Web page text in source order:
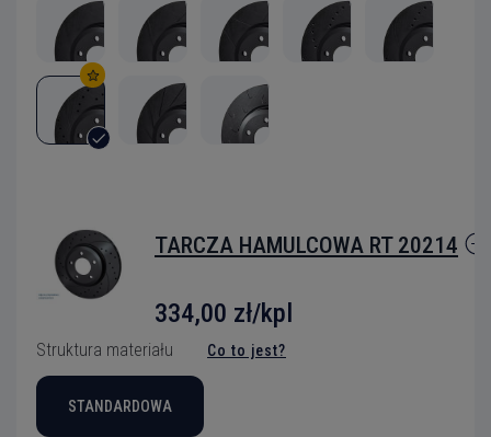
TARCZA HAMULCOWA RT 20214
334,00 zł/kpl
Struktura materiału Co to jest?
STANDARDOWA